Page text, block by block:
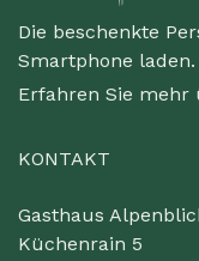
Die beschenkte
Smartphone laden.
Erfahren Sie mehr
KONTAKT
Gasthaus
Küchenrain 5